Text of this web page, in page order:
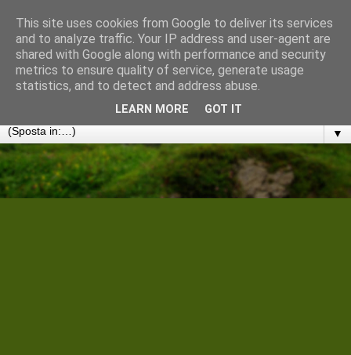
Cantiere Storico Filologico
Convergenze umanistiche in rete. Note, discussioni e
disseminazioni
▼
This site uses cookies from Google to deliver its services
and to analyze traffic. Your IP address and user-agent are
shared with Google along with performance and security
metrics to ensure quality of service, generate usage
statistics, and to detect and address abuse.
LEARN MORE GOT IT